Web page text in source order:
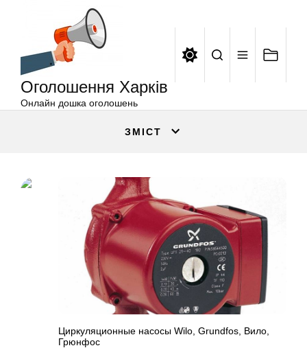
Оголошення Харків
Онлайн дошка оголошень
ЗМІСТ
Циркуляционные насосы Wilo, Grundfos, Вило,
Грюнфос